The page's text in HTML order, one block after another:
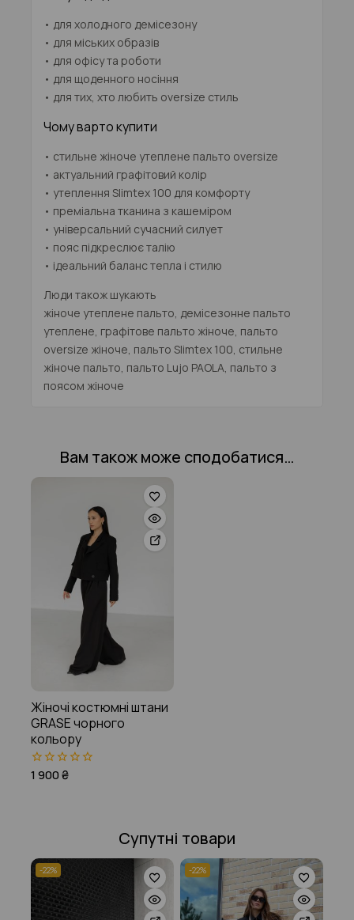
• для холодного демісезону
• для міських образів
• для офісу та роботи
• для щоденного носіння
• для тих, хто любить oversize стиль
Чому варто купити
• стильне жіноче утеплене пальто oversize
• актуальний графітовий колір
• утеплення Slimtex 100 для комфорту
• преміальна тканина з кашеміром
• універсальний сучасний силует
• пояс підкреслює талію
• ідеальний баланс тепла і стилю
Люди також шукають
жіноче утеплене пальто, демісезонне пальто
утеплене, графітове пальто жіноче, пальто
oversize жіноче, пальто Slimtex 100, стильне
жіноче пальто, пальто Lujo PAOLA, пальто з
поясом жіноче
Вам також може сподобатися…
Жіночі костюмні штани
GRASE чорного
кольору
01 900₴
Супутні товари
-22% -22%